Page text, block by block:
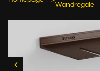
Wandregale